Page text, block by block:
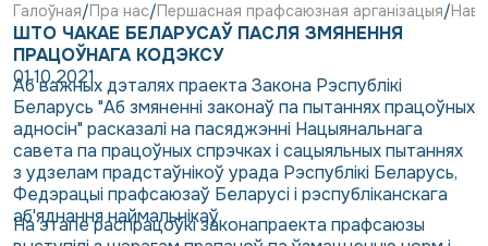
Галоўная Пра нас Першасная прафсаюзная арганізацыя
ШТО ЧАКАЕ БЕЛАРУСАЎ ПАСЛЯ ЗМЯНЕННЯ
ПРАЦОЎНАГА КОДЭКСУ
01.10.2021
Аб важных дэталях праекта Закона Рэспублікі
Беларусь "Аб змяненні законаў па пытаннях працоўных
адносін" расказалі на пасяджэнні Нацыянальнага
савета па працоўных спрэчках і сацыяльных пытаннях
з удзелам прадстаўнікоў урада Рэспублікі Беларусь,
Федэрацыі прафсаюзаў Беларусі і рэспубліканскага
аб'яднання наймальнікаў.
На этапе распрацоўкі законапраекта прафсаюзы